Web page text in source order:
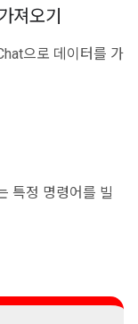
져오기
으로 데이터를 가
특정 명령어를 빌